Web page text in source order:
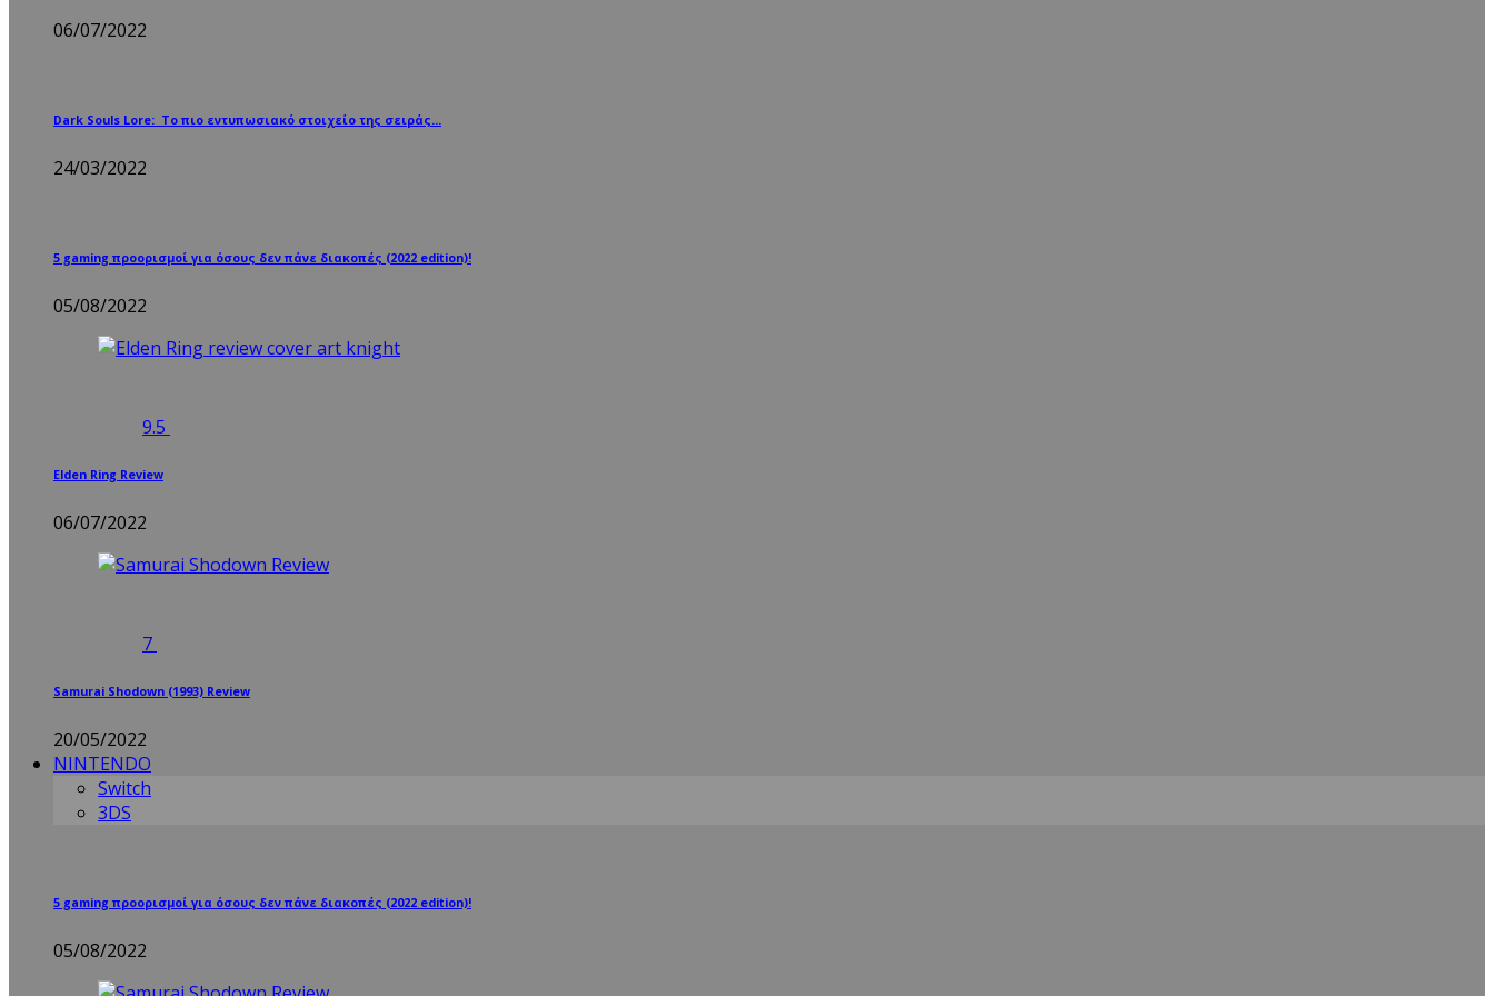
06/07/2022
Dark Souls Lore: Το πιο εντυπωσιακό στοιχείο της σειράς…
24/03/2022
5 gaming προορισμοί για όσους δεν πάνε διακοπές (2022 edition)!
05/08/2022
9.5
Elden Ring Review
06/07/2022
7
Samurai Shodown (1993) Review
20/05/2022
NINTENDO
Switch
3DS
5 gaming προορισμοί για όσους δεν πάνε διακοπές (2022 edition)!
05/08/2022